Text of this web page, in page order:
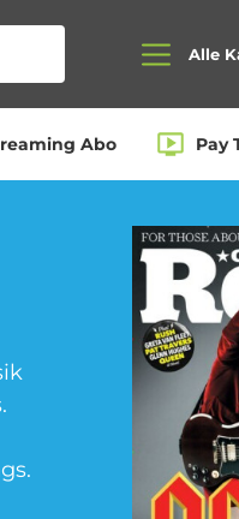
Alle
Abo Pay
Beauty Box Abo